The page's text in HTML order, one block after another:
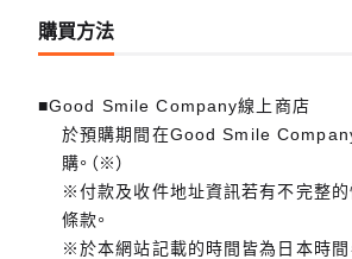
購買方法
■Good Smile Company線上商店
於預購期間在Good Smile
購。（※）
※付款及收件地址資訊若有不完整的
條款。
※於本網站記載的時間皆為日本時間